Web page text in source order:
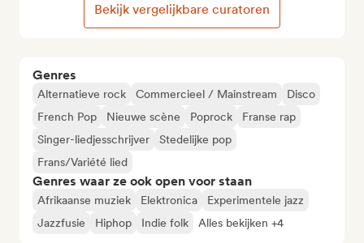
Genres
Alternatieve rock Commercieel / Mainstream
Disco
French Pop
Nieuwe scène Poprock
Franse rap
Singer-liedjesschrijver
Stedelijke pop
Frans/Variété lied
Genres waar ze ook open voor staan
Afrikaanse muziek Elektronica
Experimentele jazz
Jazzfusie
Hiphop Indie folk Alles bekijken +4
Bekijk vergelijkbare curatoren